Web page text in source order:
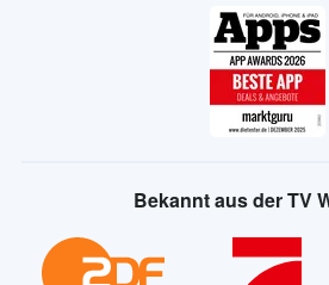
Bekannt aus der TV